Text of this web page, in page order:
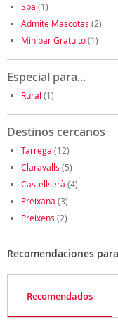
Spa (1)
Admite Mascotas (2)
Minibar Gratuito(1)
Especial para...
Rural (1)
Destinos cercanos
Tarrega (12)
Claravalls (5)
Castellserà (4)
Preixana (3)
Preixens (2)
Recomendaciones
Recomendados